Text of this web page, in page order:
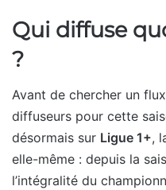
Qui diffuse
?
Avant de chercher un
diffuseurs pour cette
désormais sur Ligue 1+,
elle-même : depuis la
l’intégralité du